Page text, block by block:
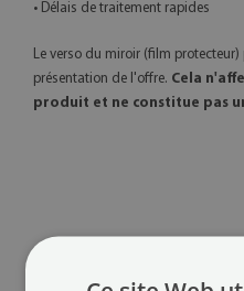
• Délais de traitement rapides
Le verso du miroir (film
présentation de l'offre. Cela
produit et ne constitue pas